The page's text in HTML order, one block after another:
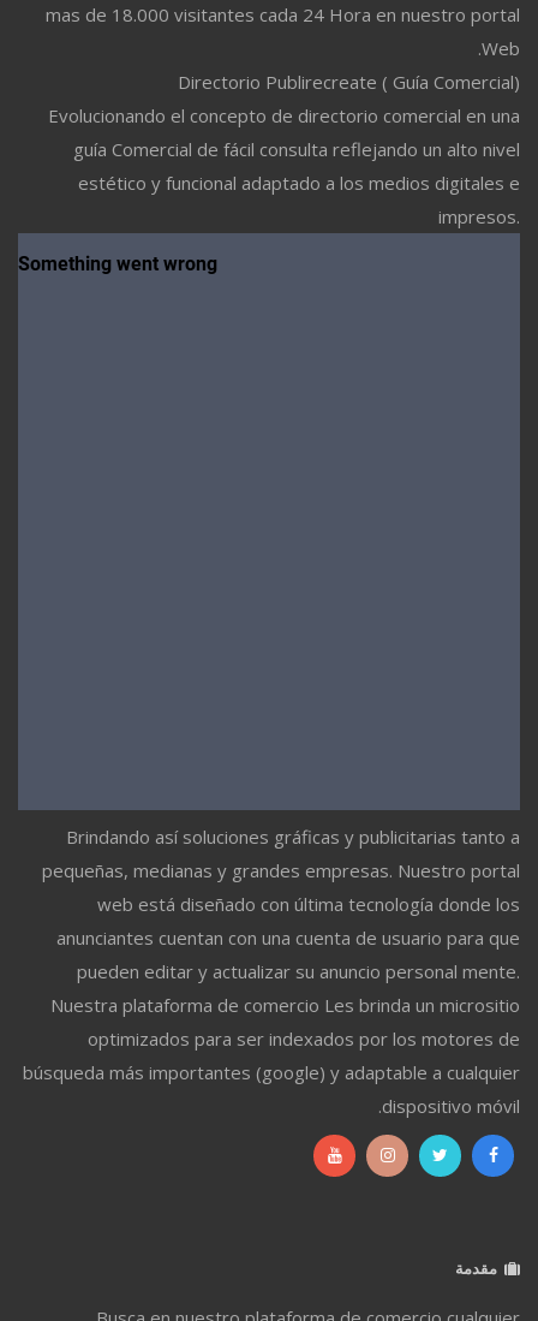
mas de 18.000 visitantes cada 24 Hora en nuestro portal
Web.
Directorio Publirecreate ( Guía Comercial)
Evolucionando el concepto de directorio comercial en una
guía Comercial de fácil consulta reflejando un alto nivel
estético y funcional adaptado a los medios digitales e
impresos.
Brindando así soluciones gráficas y publicitarias tanto a
pequeñas, medianas y grandes empresas. Nuestro portal
web está diseñado con última tecnología donde los
anunciantes cuentan con una cuenta de usuario para que
pueden editar y actualizar su anuncio personal mente.
Nuestra plataforma de comercio Les brinda un micrositio
optimizados para ser indexados por los motores de
búsqueda más importantes (google) y adaptable a cualquier
dispositivo móvil.
مقدمة